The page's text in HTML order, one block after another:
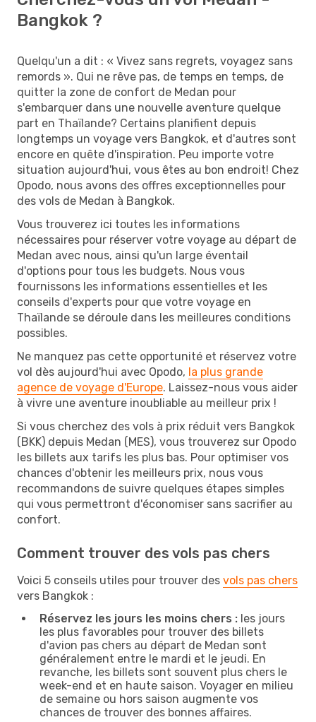
Bangkok ?
Quelqu'un a dit : « Vivez sans regrets, voyagez sans
remords ». Qui ne rêve pas, de temps en temps, de
quitter la zone de confort de Medan pour
s'embarquer dans une nouvelle aventure quelque
part en Thaïlande? Certains planifient depuis
longtemps un voyage vers Bangkok, et d'autres sont
encore en quête d'inspiration. Peu importe votre
situation aujourd'hui, vous êtes au bon endroit! Chez
Opodo, nous avons des offres exceptionnelles pour
des vols de Medan à Bangkok.
Vous trouverez ici toutes les informations
nécessaires pour réserver votre voyage au départ de
Medan avec nous, ainsi qu'un large éventail
d'options pour tous les budgets. Nous vous
fournissons les informations essentielles et les
conseils d'experts pour que votre voyage en
Thaïlande se déroule dans les meilleures conditions
possibles.
Ne manquez pas cette opportunité et réservez votre
vol dès aujourd'hui avec Opodo, la plus grande
agence de voyage d'Europe. Laissez-nous vous aider
à vivre une aventure inoubliable au meilleur prix !
Si vous cherchez des vols à prix réduit vers Bangkok
(BKK) depuis Medan (MES), vous trouverez sur Opodo
les billets aux tarifs les plus bas. Pour optimiser vos
chances d'obtenir les meilleurs prix, nous vous
recommandons de suivre quelques étapes simples
qui vous permettront d'économiser sans sacrifier au
confort.
Comment trouver des vols pas chers
Voici 5 conseils utiles pour trouver des vols pas chers
vers Bangkok :
Réservez les jours les moins chers : les jours
les plus favorables pour trouver des billets
d'avion pas chers au départ de Medan sont
généralement entre le mardi et le jeudi. En
revanche, les billets sont souvent plus chers le
week-end et en haute saison. Voyager en milieu
de semaine ou hors saison augmente vos
chances de trouver des bonnes affaires.